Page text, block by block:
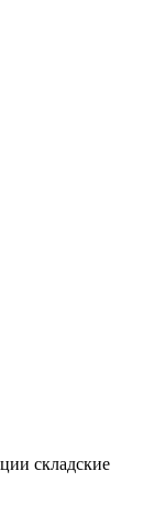
складские